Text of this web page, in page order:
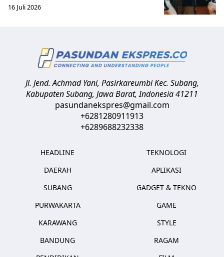
16 Juli 2026
Jl. Jend. Achmad Yani, Pasirkareumbi Kec. Subang,
Kabupaten Subang, Jawa Barat,Indonesia41211
pasundanekspres@gmail.com
+6281280911913
+6289688232338
HEADLINE
DAERAH
SUBANG
PURWAKARTA
KARAWANG
BANDUNG
TEKNOLOGI
APLIKASI
GADGET & TEKNO
GAME
STYLE
RAGAM